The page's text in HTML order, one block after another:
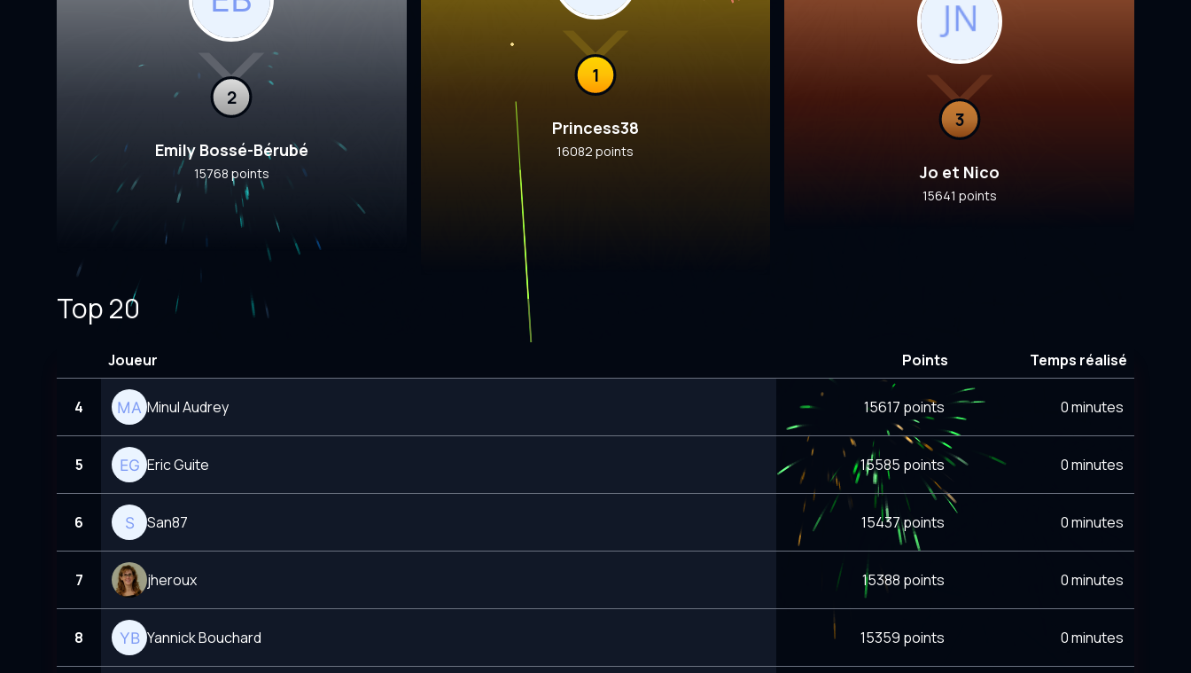
1
Princess38
16082 points
2
Emily Bossé-Bérubé
15768 points
3
Jo et Nico
15641 points
Top 20
Joueur Points Temps réalisé
4 Minul Audrey 15617 points 0 minutes
5 Eric Guite 15585 points 0 minutes
6 San87 15437 points 0 minutes
7 jheroux 15388 points 0 minutes
8 Yannick Bouchard 15359 points 0 minutes